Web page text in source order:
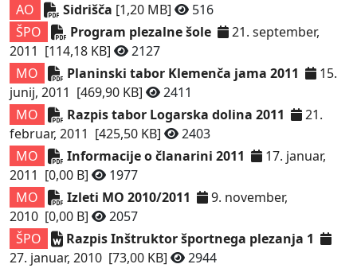
AO
Sidrišča [1,20 MB]
516
ŠPO
Program plezalne šole
21. september,
2011 [114,18 KB]
2127
MO
Planinski tabor Klemenča jama 2011
15.
junij, 2011 [469,90 KB]
2411
MO
Razpis tabor Logarska dolina 2011
21.
februar, 2011 [425,50 KB]
2403
MO
Informacije o članarini 2011
17. januar,
2011 [0,00 B]
1977
MO
Izleti MO 2010/2011
9. november,
2010 [0,00 B]
2057
ŠPO
Razpis Inštruktor športnega plezanja 1
27. januar, 2010 [73,00 KB]
2944